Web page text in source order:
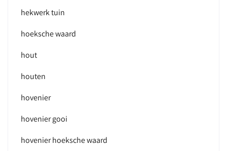
hekwerk tuin
hoeksche waard
hout
houten
hovenier
hovenier gooi
hovenier hoeksche waard